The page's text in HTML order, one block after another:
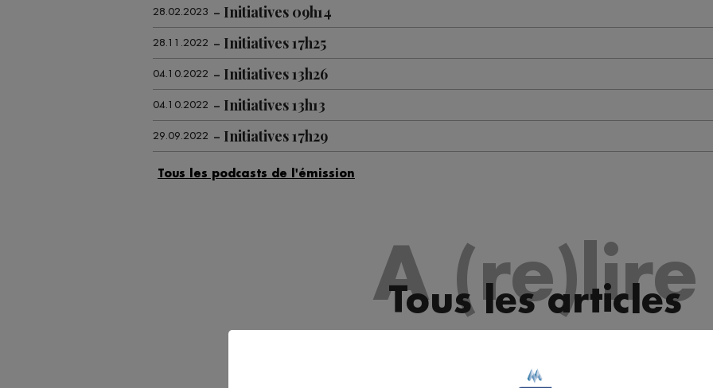
28.02.2023 Initiatives 09h14
28.11.2022 Initiatives 17h25
04.10.2022 Initiatives 13h26
04.10.2022 Initiatives 13h13
29.09.2022 Initiatives 17h29
22.09.2022 Initiatives 17h29
A (re)lire
Tous les articles